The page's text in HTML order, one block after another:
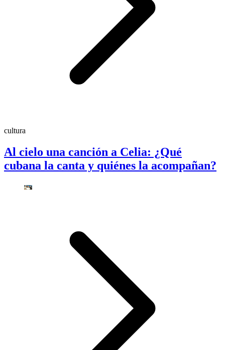
cultura
Al cielo una canción a Celia: ¿Qué
cubana la canta y quiénes la acompañan?